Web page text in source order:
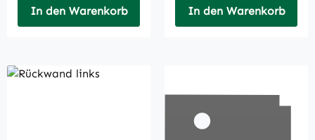
In den Warenkorb In den Warenkorb